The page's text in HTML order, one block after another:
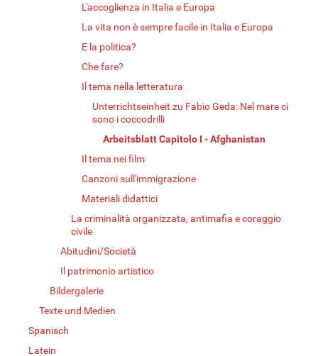
L'accoglienza in Italia e Europa
La vita non è sempre facile in Italia e Europa
E la politica?
Che fare?
Il tema nella letteratura
Unterrichtseinheit zu Fabio Geda: Nel mare ci
sono i coccodrilli
Arbeitsblatt Capitolo I - Afghanistan
Il tema nei film
Canzoni sull'immigrazione
Materiali didattici
La criminalità organizzata, antimafia e coraggio
civile
Abitudini/Società
Il patrimonio artistico
Bildergalerie
Texte und Medien
Spanisch
Latein